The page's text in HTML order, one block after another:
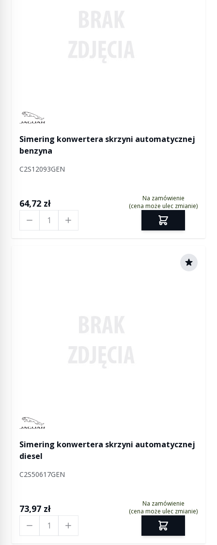
Manufactured by Jaguar
Simering konwertera skrzyni automatycznej
benzyna
C2S12093GEN
64,72 zł
Na zamówienie
(cena może ulec zmianie)
Manufactured by Jaguar
Simering konwertera skrzyni automatycznej
diesel
C2S50617GEN
73,97 zł
Na zamówienie
(cena może ulec zmianie)